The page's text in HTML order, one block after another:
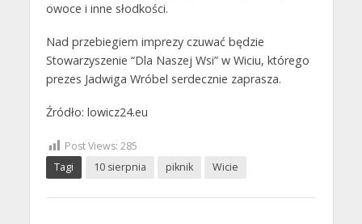
owoce i inne słodkości.
Nad przebiegiem imprezy czuwać będzie
Stowarzyszenie “Dla Naszej Wsi” w Wiciu, którego
prezes Jadwiga Wróbel serdecznie zaprasza.
Źródło: lowicz24.eu
Post Views: 285
Tagi
10 sierpnia piknik Wicie